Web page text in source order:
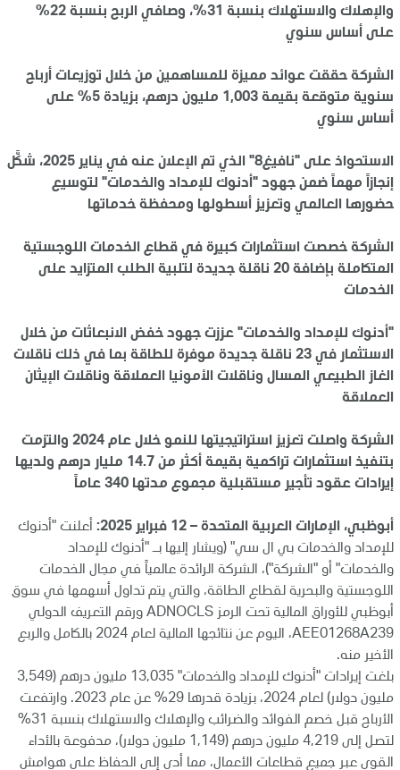
والإهلاك والاستهلاك بنسبة 31%، وصافي الربح بنسبة 22%
على أساس سنوي
الشركة حققت عوائد مميزة للمساهمين من خلال توزيعات أرباح
سنوية متوقعة بقيمة 1,003 مليون درهم، بزيادة 5% على
أساس سنوي
الاستحواذ على "نافيغ8" الذي تم الإعلان عنه في يناير 2025، شكَّل
إنجازاً مهماً ضمن جهود "أدنوك للإمداد والخدمات" لتوسيع
حضورها العالمي وتعزيز أسطولها ومحفظة خدماتها
الشركة خصصت استثمارات كبيرة في قطاع الخدمات اللوجستية
المتكاملة بإضافة 20 ناقلة جديدة لتلبية الطلب المتزايد على
الخدمات
"أدنوك للإمداد والخدمات" عززت جهود خفض الانبعاثات من خلال
الاستثمار في 23 ناقلة جديدة موفرة للطاقة بما في ذلك ناقلات
الغاز الطبيعي المسال وناقلات الأمونيا العملاقة وناقلات الإيثان
العملاقة
الشركة واصلت تعزيز استراتيجيتها للنمو خلال عام 2024 والتزمت
بتنفيذ استثمارات تراكمية بقيمة أكثر من 14.7 مليار درهم ولديها
إيرادات عقود تأجير مستقبلية مجموع مدتها 340 عاماً
أبوظبي، الإمارات العربية المتحدة – 12 فبراير 2025:
أعلنت "أدنوك
للإمداد والخدمات بي ال سي" (ويشار إليها بـ "أدنوك للإمداد
والخدمات" أو "الشركة")، الشركة الرائدة عالمياً في مجال الخدمات
اللوجستية والبحرية لقطاع الطاقة، والتي يتم تداول أسهمها في سوق
أبوظبي للأوراق المالية تحت الرمز ADNOCLS ورقم التعريف الدولي
AEE01268A239، اليوم عن نتائجها المالية لعام 2024 بالكامل والربع
الأخير منه.
بلغت إيرادات "أدنوك للإمداد والخدمات" 13,035 مليون درهم (3,549
مليون دولار) لعام 2024، بزيادة قدرها 29% عن عام 2023. وارتفعت
الأرباح قبل خصم الفوائد والضرائب والإهلاك والاستهلاك بنسبة 31%
لتصل إلى 4,219 مليون درهم (1,149 مليون دولار)، مدفوعة بالأداء
القوي عبر جميع قطاعات الأعمال، مما أدى إلى الحفاظ على هوامش